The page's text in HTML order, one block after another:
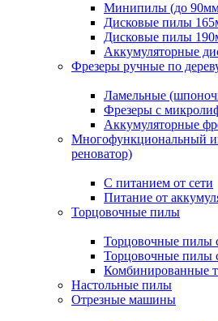
Минипилы (до
Дисковые пилы
Дисковые пилы
Аккумуляторные
Фрезеры ручные по
Ламельные
Фрезеры с
Аккумуляторные
Многофункциональный
реноватор)
С питанием от сети
Питание от
Торцовочные пилы
Торцовочные пилы
Торцовочные пилы
Комбинированные
Настольные пилы
Отрезные машины